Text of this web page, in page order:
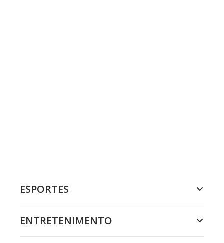
ESPORTES
ENTRETENIMENTO